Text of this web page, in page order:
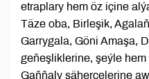
etraplary hem öz içine
Täze oba, Birleşik,
Garrygala, Göni Amaşa,
geňeşliklerine, şeýle
Gaňňaly şäherçelerine